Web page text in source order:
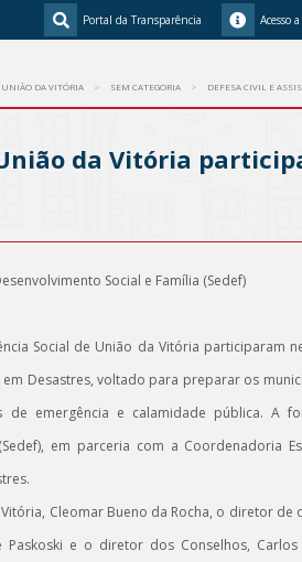
Portal da Transparência Acesso
UNIÃO DA VITÓRIA SEM CATEGORIA DEFESA CIVIL E
da Vitória
Social e Família (Sedef)
Social de União da Vitória participaram
Desastres, voltado para preparar os
emergência e calamidade pública. A
em parceria com a Coordenadoria
Cleomar Bueno da Rocha, o diretor de
Paskoski e o diretor dos Conselhos, Carlos